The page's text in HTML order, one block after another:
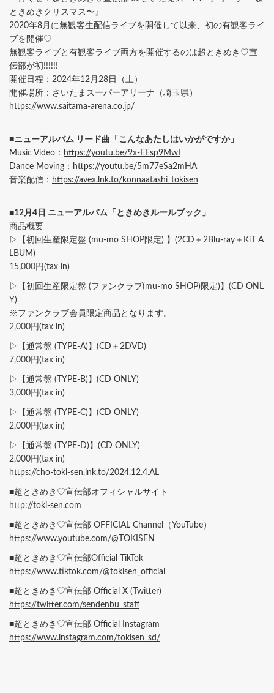
ときめきクリスマス〜』
2020年8月に無観客生配信ライブを開催して以来、初の有観客ライ
ブを開催♡
無観客ライブと有観客ライブ両方を開催するのは超ときめき♡宣
伝部が初!!!!!!
開催日程：2024年12月28日（土）
開催場所：さいたまスーパーアリーナ（埼玉県）
https://www.saitama-arena.co.jp/
■ニューアルバム リード曲「こんなあたしはいかがですか」
Music Video： https://youtu.be/9x-EEsp9MwI
Dance Moving： https://youtu.be/5m77eSa2mHA
音楽配信： https://avex.lnk.to/konnaatashi_tokisen
■12月4日 ニューアルバム「ときめきルールブック」
商品概要
▷【初回生産限定盤 (mu-mo SHOP限定) 】(2CD＋2Blu-ray＋KiT A
LBUM)
15,000円(tax in)
▷【初回生産限定盤 (ファンクラブ(mu-mo SHOP)限定)】(CD ONL
Y)
※ファンクラブ会員限定商品となります。
2,000円(tax in)
▷【通常盤 (TYPE-A)】(CD＋2DVD)
7,000円(tax in)
▷【通常盤 (TYPE-B)】(CD ONLY)
3,000円(tax in)
▷【通常盤 (TYPE-C)】(CD ONLY)
2,000円(tax in)
▷【通常盤 (TYPE-D)】(CD ONLY)
2,000円(tax in)
https://cho-toki-sen.lnk.to/2024.12.4.AL
■超ときめき♡宣伝部オフィシャルサイト
http://toki-sen.com
■超ときめき♡宣伝部 OFFICIAL Channel（YouTube）
https://www.youtube.com/@TOKISEN
■超ときめき♡宣伝部Official TikTok
https://www.tiktok.com/@tokisen_official
■超ときめき♡宣伝部 Official X (Twitter)
https://twitter.com/sendenbu_staff
■超ときめき♡宣伝部 Official Instagram
https://www.instagram.com/tokisen_sd/